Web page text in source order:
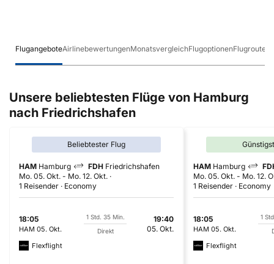
FlugangeboteAirlinebewertungenMonatsvergleichFlugoptionenFlugrouten
Unsere beliebtesten Flüge von Hamburg
nach Friedrichshafen
Beliebtester Flug
HAM Hamburg FDH Friedrichshafen
Mo. 05. Okt. - Mo. 12. Okt.
1 Reisender
Economy
18:05
HAM 05. Okt.
1 Std. 35 Min.
Direkt
19:40
05. Okt.
Flexflight
HAM Hamburg
Mo. 05. Okt. - Mo. 12.
1 Reisender
Economy
18:05
HAM 05. Okt.
1
Flexflight